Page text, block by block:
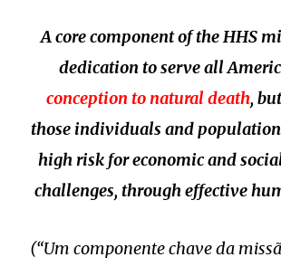
A core component of the HHS
dedication to serve all
conception to natural death,
those individuals and
high risk for economic and
challenges, through effective
(“Um componente chave da